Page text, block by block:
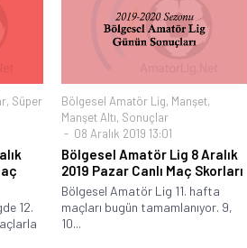
, Süper
12.
Bölgesel Amatör Lig, Manşet,
Manşet Altı, Sonuçlar
08 Aralık 2019 13:01
Bölgesel Amatör Lig 8 Aralık
2019 Pazar Canlı Maç Skorları
Bölgesel Amatör Lig 11. hafta
maçları bugün tamamlanıyor. 9,
10...